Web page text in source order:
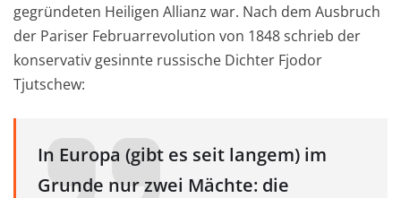
gegründeten Heiligen Allianz war. Nach dem Ausbruch
der Pariser Februarrevolution von 1848 schrieb der
konservativ gesinnte russische Dichter Fjodor
Tjutschew:
In Europa (gibt es seit langem) im
Grunde nur zwei Mächte: die